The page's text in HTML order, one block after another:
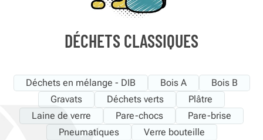
DÉCHETS CLASSIQUES
Déchets en mélange - DIB Bois A
Bois B
Gravats
Déchets verts
Plâtre
Laine de verre
Pare-chocs
Pare-brise
Pneumatiques
Verre bouteille